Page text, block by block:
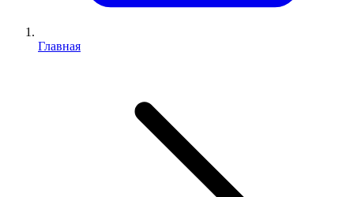
Главная